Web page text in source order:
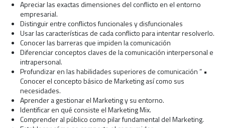
Apreciar las exactas dimensiones del conflicto en el entorno
empresarial.
Distinguir entre conflictos funcionales y disfuncionales
Usar las características de cada conflicto para intentar resolverlo.
Conocer las barreras que impiden la comunicación
Diferenciar conceptos claves de la comunicación interpersonal e
intrapersonal.
Profundizar en las habilidades superiores de comunicación ” •
Conocer el concepto básico de Marketing así como sus
necesidades.
Aprender a gestionar el Marketing y su entorno.
Identificar en qué consiste el Marketing Mix.
Comprender al público como pilar fundamental del Marketing.